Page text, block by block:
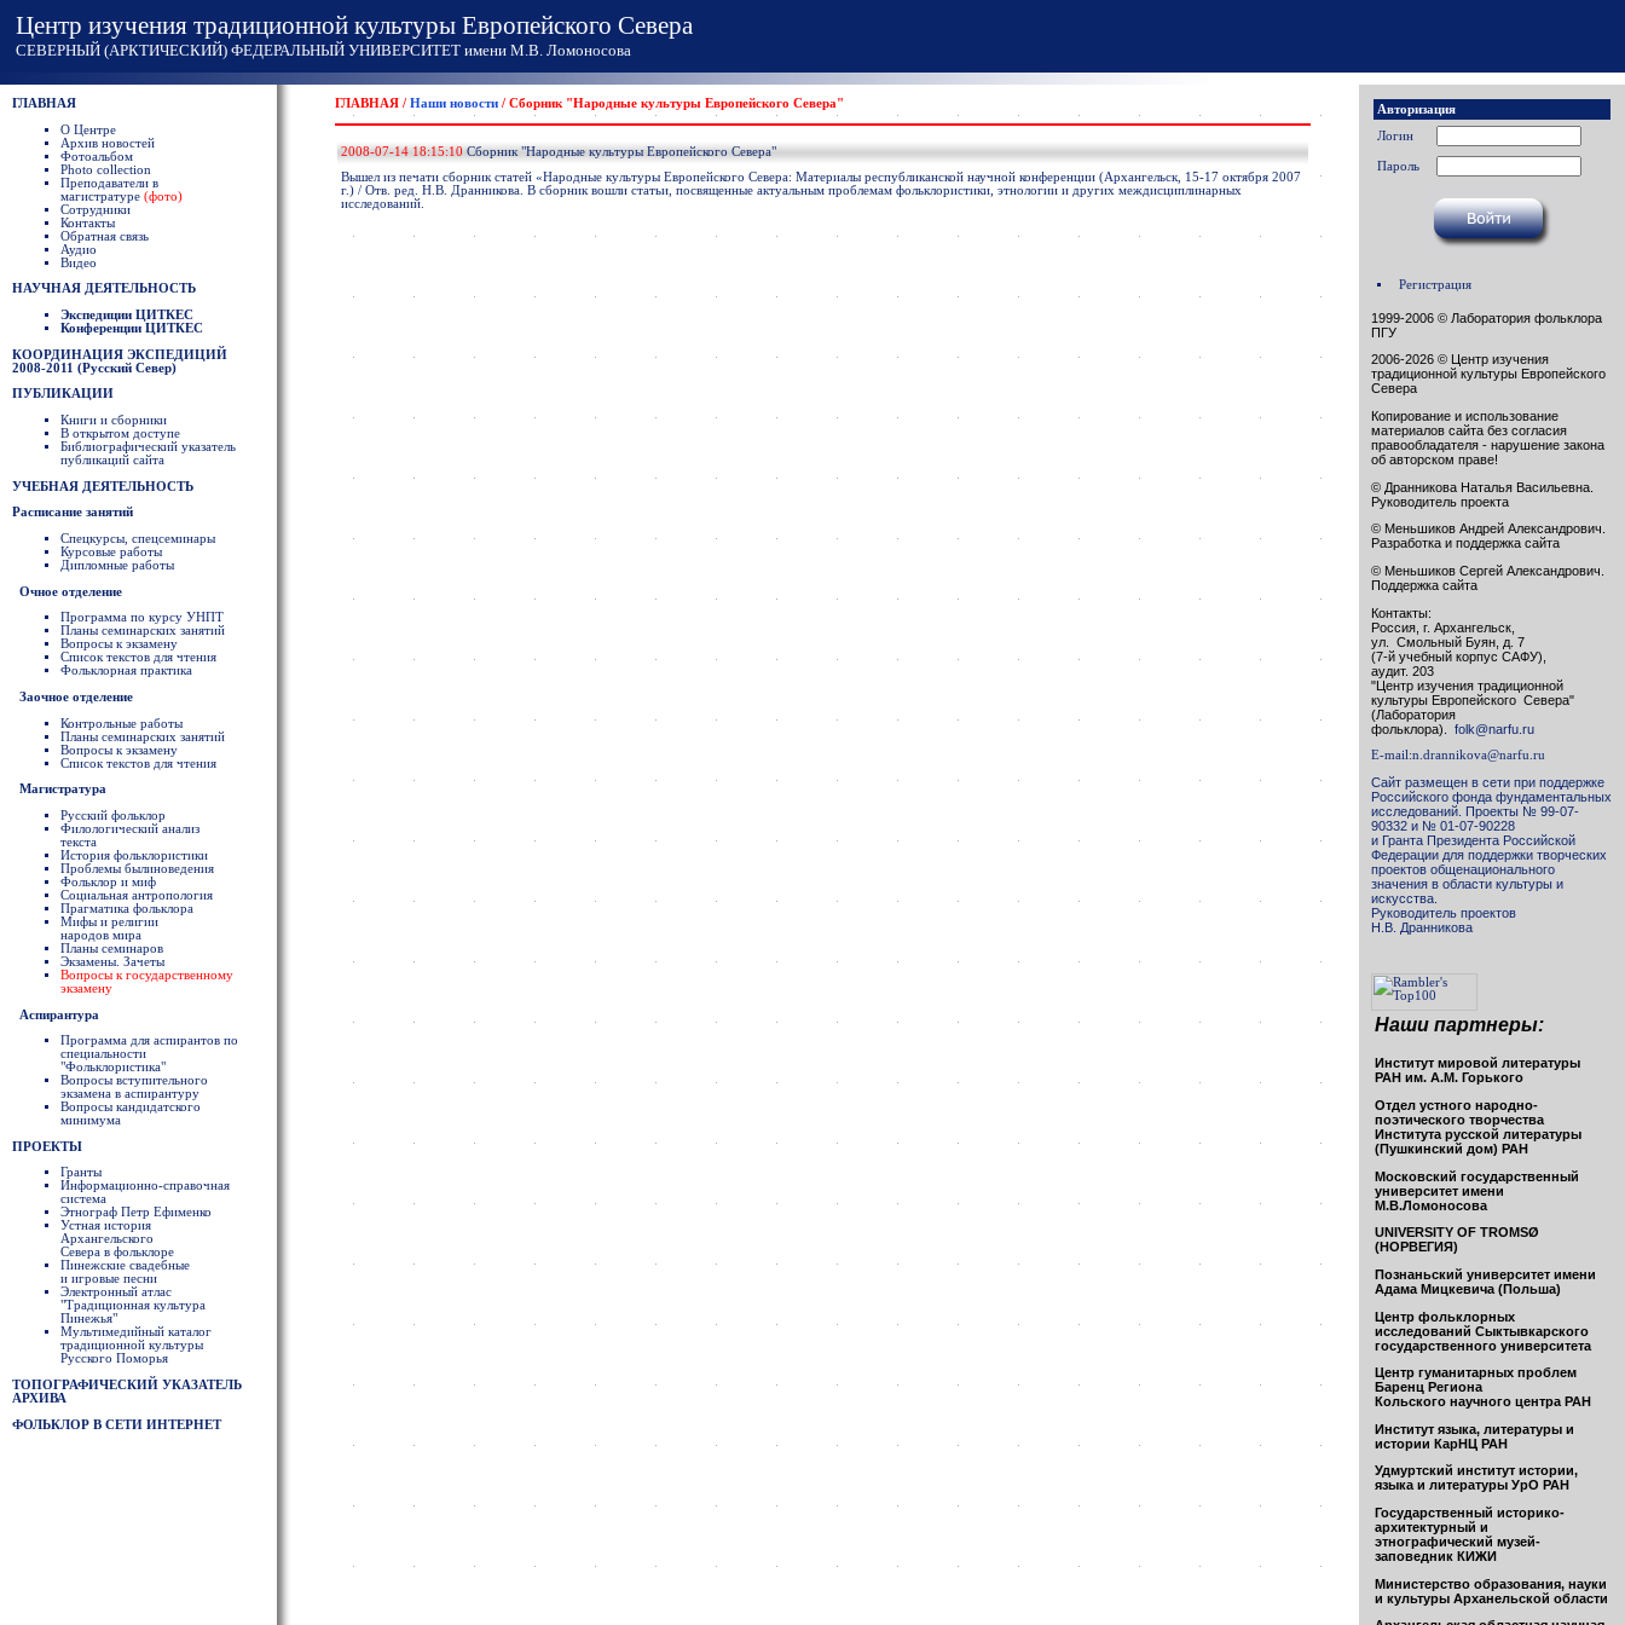
Центр изучения традиционной культуры Европейского Севера
СЕВЕРНЫЙ (АРКТИЧЕСКИЙ) ФЕДЕРАЛЬНЫЙ УНИВЕРСИТЕТ имени М.В. Ломоносова
ГЛАВНАЯ
О Центре
Архив новостей
Фотоальбом
Photo collection
Преподаватели в
магистратуре (фото)
Сотрудники
Контакты
Обратная связь
Аудио
Видео
НАУЧНАЯ ДЕЯТЕЛЬНОСТЬ
Экспедиции ЦИТКЕС
Конференции ЦИТКЕС
КООРДИНАЦИЯ ЭКСПЕДИЦИЙ
2008-2011 (Русский Север)
ПУБЛИКАЦИИ
Книги и сборники
В открытом доступе
Библиографический указатель
публикаций сайта
УЧЕБНАЯ ДЕЯТЕЛЬНОСТЬ
Расписание занятий
Спецкурсы, спецсеминары
Курсовые работы
Дипломные работы
Очное отделение
Программа по курсу УНПТ
Планы семинарских занятий
Вопросы к экзамену
Список текстов для чтения
Фольклорная практика
Заочное отделение
Контрольные работы
Планы семинарских занятий
Вопросы к экзамену
Список текстов для чтения
Магистратура
Русский фольклор
Филологический анализ
текста
История фольклористики
Проблемы былиноведения
Фольклор и миф
Социальная антропология
Прагматика фольклора
Мифы и религии
народов мира
Планы семинаров
Экзамены. Зачеты
Вопросы к государственному
экзамену
Аспирантура
Программа для аспирантов по
специальности
"Фольклористика"
Вопросы вступительного
экзамена в аспирантуру
Вопросы кандидатского
минимума
ПРОЕКТЫ
Гранты
Информационно-справочная
система
Этнограф Петр Ефименко
Устная история
Архангельского
Севера в фольклоре
Пинежские свадебные
и игровые песни
Электронный атлас
"Традиционная культура
Пинежья"
Мультимедийный каталог
традиционной культуры
Русского Поморья
ТОПОГРАФИЧЕСКИЙ УКАЗАТЕЛЬ
АРХИВА
ФОЛЬКЛОР В СЕТИ ИНТЕРНЕТ
ГЛАВНАЯ / Наши новости / Сборник "Народные культуры Европейского Севера"
2008-07-14 18:15:10 Сборник "Народные культуры Европейского Севера"
Вышел из печати сборник статей «Народные культуры Европейского Севера: Материалы республиканской научной конференции (Архангельск, 15-17 октября 2007
г.) / Отв. ред. Н.В. Дранникова. В сборник вошли статьи, посвященные актуальным проблемам фольклористики, этнологии и других междисциплинарных
исследований.
Авторизация
Логин
Пароль
Регистрация
1999-2006 © Лаборатория фольклора
ПГУ
2006-2026 © Центр изучения
традиционной культуры Европейского
Севера
Копирование и использование
материалов сайта без согласия
правообладателя - нарушение закона
об авторском праве!
© Дранникова Наталья Васильевна.
Руководитель проекта
© Меньшиков Андрей Александрович.
Разработка и поддержка сайта
© Меньшиков Сергей Александрович.
Поддержка сайта
Контакты:
Россия, г. Архангельск,
ул. Смольный Буян, д. 7
(7-й учебный корпус САФУ),
аудит. 203
"Центр изучения традиционной
культуры Европейского Севера"
(Лаборатория
фольклора).
folk@narfu.ru
E-mail:n.drannikova@narfu.ru
Сайт размещен в сети при поддержке
Российского фонда фундаментальных
исследований. Проекты № 99-07-
90332 и № 01-07-90228
и Гранта Президента Российской
Федерации для поддержки творческих
проектов общенационального
значения в области культуры и
искусства.
Руководитель проектов
Н.В. Дранникова
Наши партнеры:
Институт мировой литературы
РАН им. А.М. Горького
Отдел устного народно-
поэтического творчества
Института русской литературы
(Пушкинский дом) РАН
Московский государственный
университет имени
М.В.Ломоносова
UNIVERSITY OF TROMSØ
(НОРВЕГИЯ)
Познаньский университет имени
Адама Мицкевича (Польша)
Центр фольклорных
исследований Сыктывкарского
государственного университета
Центр гуманитарных проблем
Баренц Региона
Кольского научного центра РАН
Институт языка, литературы и
истории КарНЦ РАН
Удмуртский институт истории,
языка и литературы УрО РАН
Государственный историко-
архитектурный и
этнографический музей-
заповедник КИЖИ
Министерство образования, науки
и культуры Арханельской области